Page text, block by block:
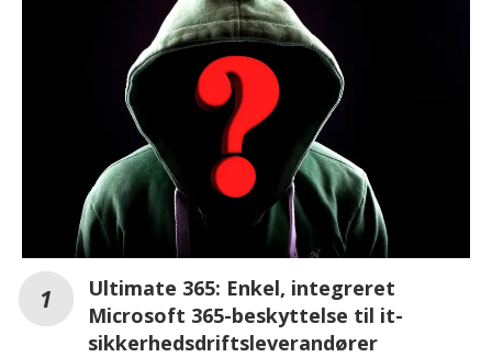
Ultimate 365: Enkel, integreret
Microsoft 365-beskyttelse til it-
sikkerhedsdriftsleverandører